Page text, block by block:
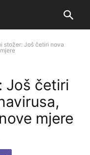
stožer: Još četiri nova
Još četiri
mjere